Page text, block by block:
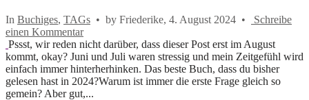
In Buchiges, TAGs • by Friederike, 4. August 2024 •
Schreibe
einen Kommentar
Pssst, wir reden nicht darüber, dass dieser Post erst im August
kommt, okay? Juni und Juli waren stressig und mein Zeitgefühl wird
einfach immer hinterherhinken. Das beste Buch, dass du bisher
gelesen hast in 2024?Warum ist immer die erste Frage gleich so
gemein? Aber gut,...